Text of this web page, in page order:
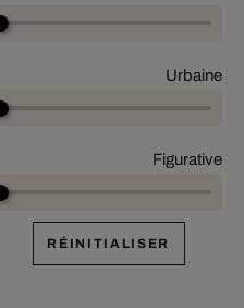
Urbaine
Figurative
RÉINITIALISER